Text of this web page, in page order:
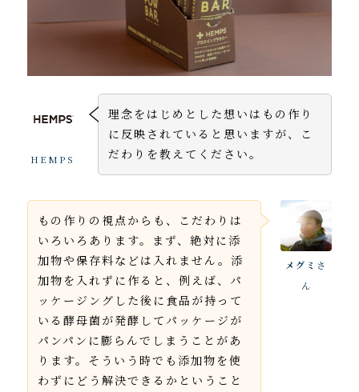
HEMPS
理念をはじめとした想いはもの作り
に反映されていると思いますが、こ
だわりを教えてください。
メグミ さ
ん
もの作りの視点からも、こだわりは
いろいろあります。まず、絶対に添
加物や保存料などは入れません。添
加物を入れずに作ると、例えば、パ
ッケージングした後に食品が持って
いる酵母菌が発酵してパッケージが
パンパンに膨らんでしまうことがあ
ります。そういう時でも添加物を使
わずにどう解決できるかということ